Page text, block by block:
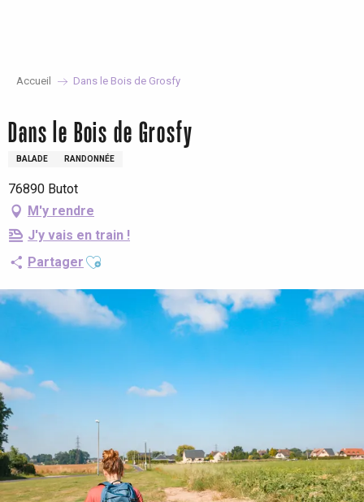
Accueil Dans le Bois de Grosfy
Dans le Bois de Grosfy
BALADE RANDONNÉE
76890 Butot
M'y rendre
J'y vais en train !
Partager Ajouter aux favoris